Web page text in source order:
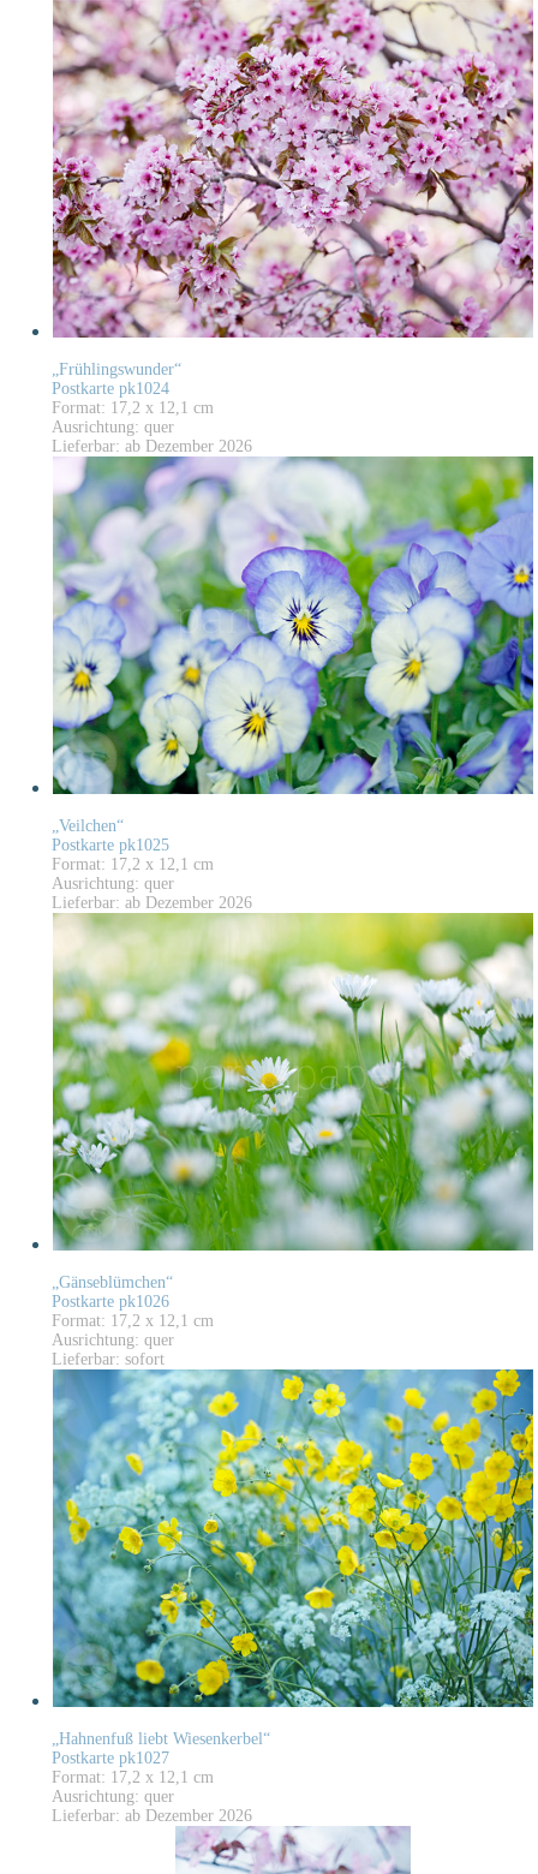
„Frühlingswunder“
Postkarte pk1024
Format: 17,2 x 12,1 cm
Ausrichtung: quer
Lieferbar: ab Dezember 2026
„Veilchen“
Postkarte pk1025
Format: 17,2 x 12,1 cm
Ausrichtung: quer
Lieferbar: ab Dezember 2026
„Gänseblümchen“
Postkarte pk1026
Format: 17,2 x 12,1 cm
Ausrichtung: quer
Lieferbar: sofort
„Hahnenfuß liebt Wiesenkerbel“
Postkarte pk1027
Format: 17,2 x 12,1 cm
Ausrichtung: quer
Lieferbar: ab Dezember 2026